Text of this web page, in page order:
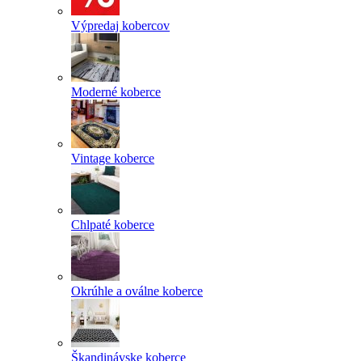
Výpredaj kobercov
Moderné koberce
Vintage koberce
Chlpaté koberce
Okrúhle a oválne koberce
Škandinávske koberce